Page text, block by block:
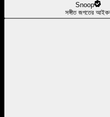
Snoop
সঙ্গীত জগতের